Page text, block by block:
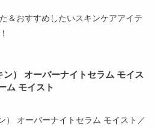
＆おすすめしたいスキンケアアイテ
） オーバーナイトセラム モイス
ム モイスト